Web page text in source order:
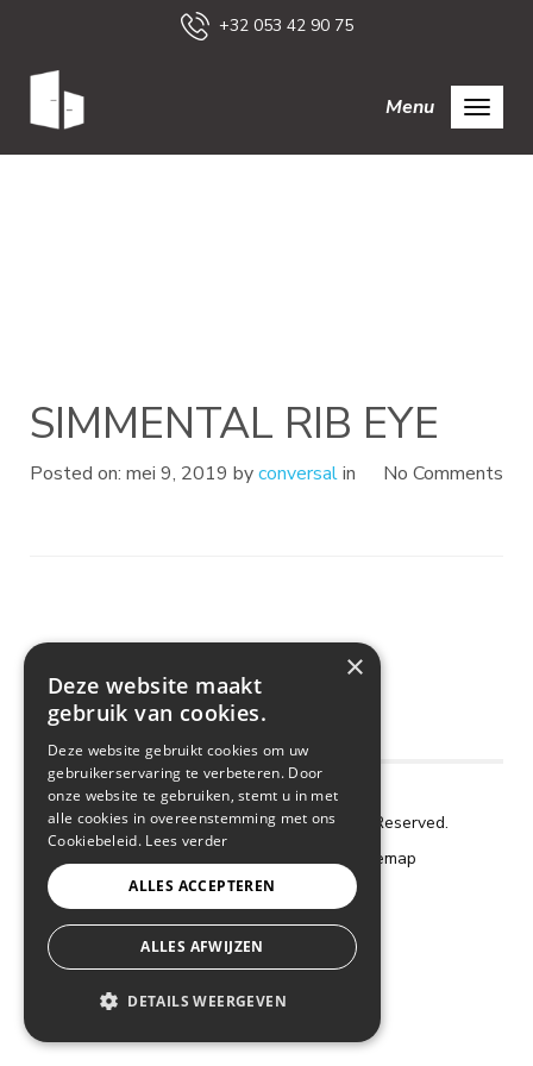
+32 053 42 90 75
Menu
SIMMENTAL RIB EYE
Posted on: mei 9, 2019 byconversalin No Comments
Copyright © 2018 De Frigo. All Rights Reserved.
Cookie Policy–Privacy Policy–
Sitemap
webdesign by conversal
×
Deze website maakt
gebruik van cookies.
Deze website gebruikt cookies om uw
gebruikerservaring te verbeteren. Door
onze website te gebruiken, stemt u in met
alle cookies in overeenstemming met ons
Cookiebeleid. Lees verder
ALLES ACCEPTEREN
ALLES AFWIJZEN
DETAILS WEERGEVEN
STRIKT NOODZAKELIJK